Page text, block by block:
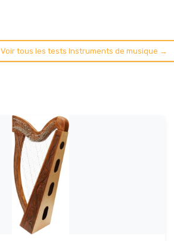
Voir tous les tests Instruments de musique →